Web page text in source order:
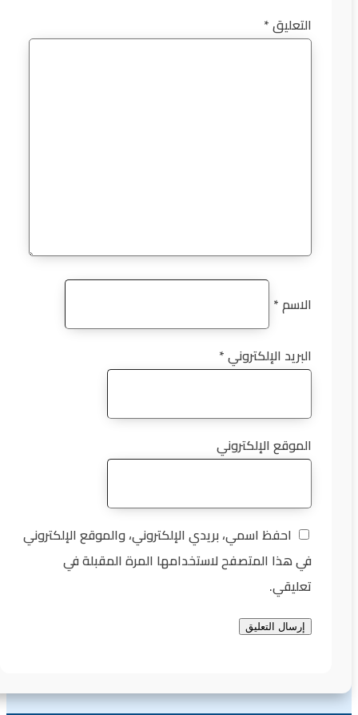
التعليق*
الاسم*
البريد الإلكتروني*
الموقع الإلكتروني
احفظ اسمي، بريدي الإلكتروني، والموقع الإلكتروني
في هذا المتصفح لاستخدامها المرة المقبلة في
تعليقي.
إرسال التعليق